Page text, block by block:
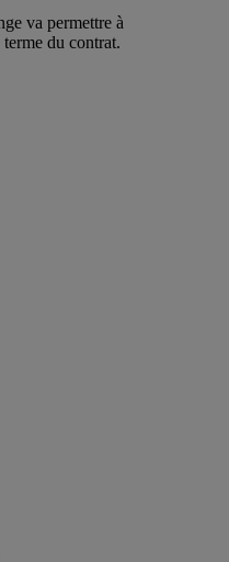
va permettre à
du contrat.